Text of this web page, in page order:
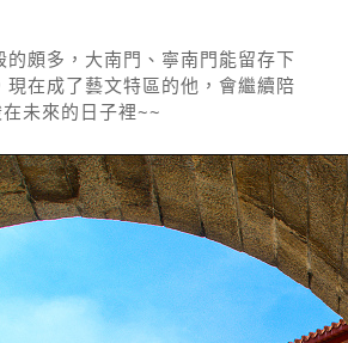
的頗多，大南門、寧南門能留存下
現在成了藝文特區的他，會繼續陪
未來的日子裡~~